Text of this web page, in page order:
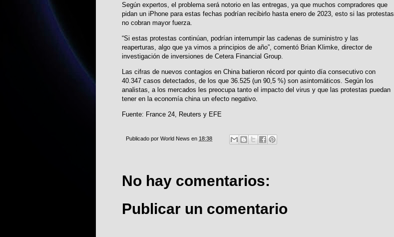
Según expertos, el problema será notorio en las entregas, ya que muchos compradores que
pidan un iPhone para estas fechas podrían recibirlo hasta enero de 2023, esto si las protestas
no cobran mayor fuerza.
“Si estas protestas continúan, podrían interrumpir las cadenas de suministro y las
reaperturas, algo que ya vimos a principios de año”, comentó Brian Klimke, director de
investigación de inversiones de Cetera Financial Group.
Las cifras de nuevos contagios en China batieron récord por quinto día consecutivo con
40.347 casos detectados, de los que 36.525 (un 90,5 %) son asintomáticos. Según los
analistas, a los mercados les preocupa tanto el impacto del virus y que las protestas puedan
tener en la economía china un efecto negativo.
Fuente: France 24, Reuters y EFE
Publicado por World News en 18:38
No hay comentarios:
Publicar un comentario